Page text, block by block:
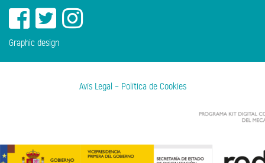
Graphic design
Avís Legal – Política de Cookies